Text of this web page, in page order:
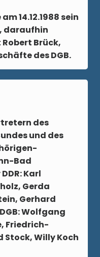
14.12.1988 sein
daraufhin
Brück,
des DGB.
des
und des
Bad
Karl
Gerda
Gerhard
Wolfgang
Friedrich-
Stock, Willy Koch